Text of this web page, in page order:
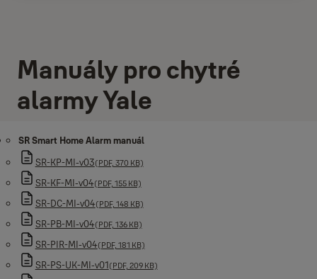
Manuály pro chytré
alarmy Yale
SR Smart Home Alarm manuál
SR-KP-MI-v03(PDF, 370 KB)
SR-KF-MI-v04(PDF, 155 KB)
SR-DC-MI-v04(PDF, 148 KB)
SR-PB-MI-v04(PDF, 136 KB)
SR-PIR-MI-v04(PDF, 181 KB)
SR-PS-UK-MI-v01(PDF, 209 KB)